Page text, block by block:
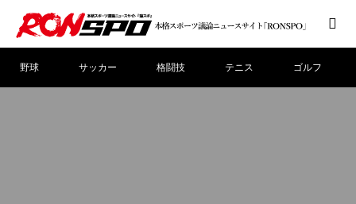
野球 サッカー 格闘技 テニス ゴルフ